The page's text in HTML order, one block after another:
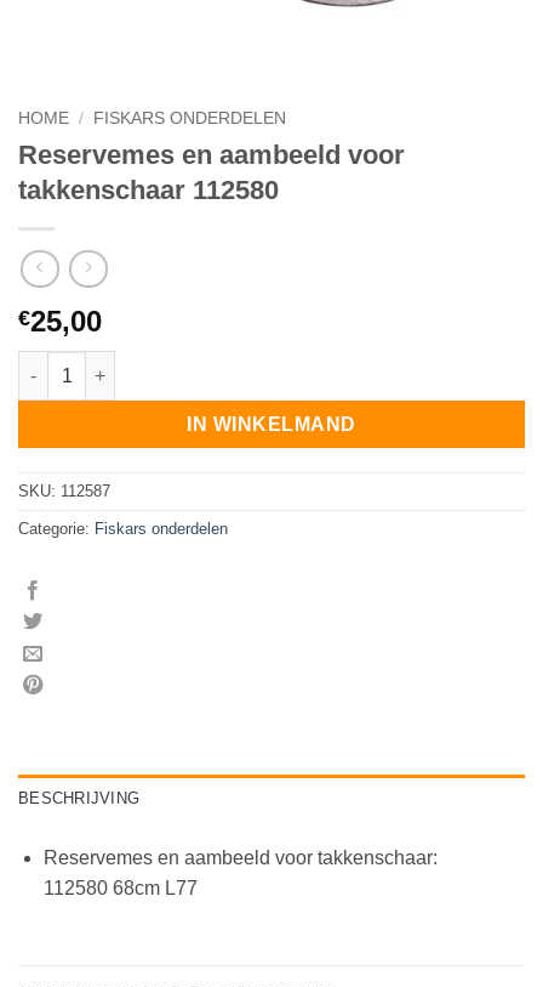
HOME / FISKARS ONDERDELEN
Reservemes en aambeeld voor
takkenschaar 112580
€25,00
Reservemes en aambeeld voor takkenschaar 112580 aantal
IN WINKELMAND
SKU: 112587
Categorie: Fiskars onderdelen
BESCHRIJVING
Reservemes en aambeeld voor takkenschaar:
112580 68cm L77